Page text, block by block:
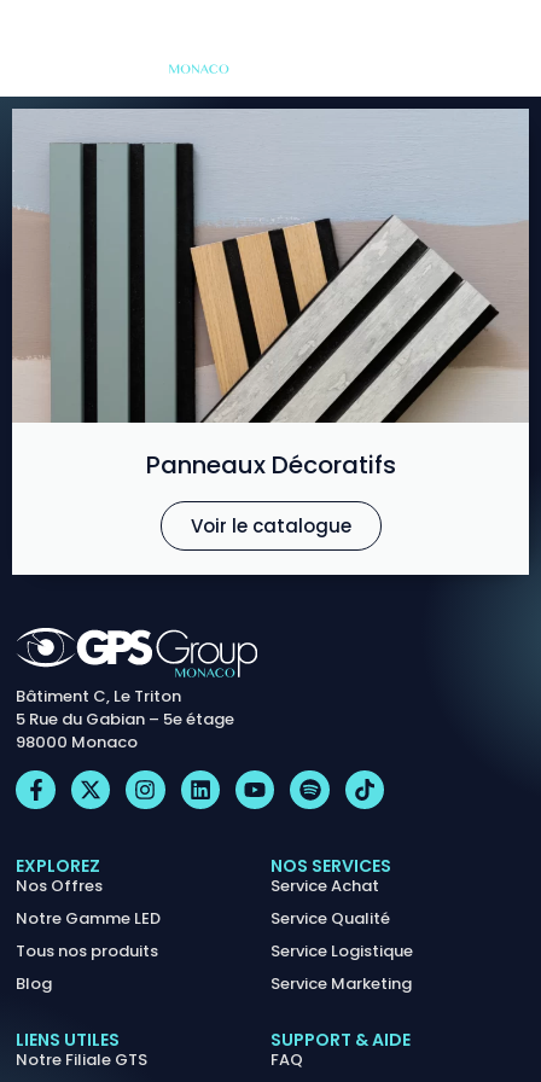
Panneaux Décoratifs
Voir le catalogue
Bâtiment C, Le Triton
5 Rue du Gabian – 5e étage
98000 Monaco
EXPLOREZ
Nos Offres
Notre Gamme LED
Tous nos produits
Blog
NOS SERVICES
Service Achat
Service Qualité
Service Logistique
Service Marketing
LIENS UTILES
Notre Filiale GTS
SUPPORT & AIDE
FAQ